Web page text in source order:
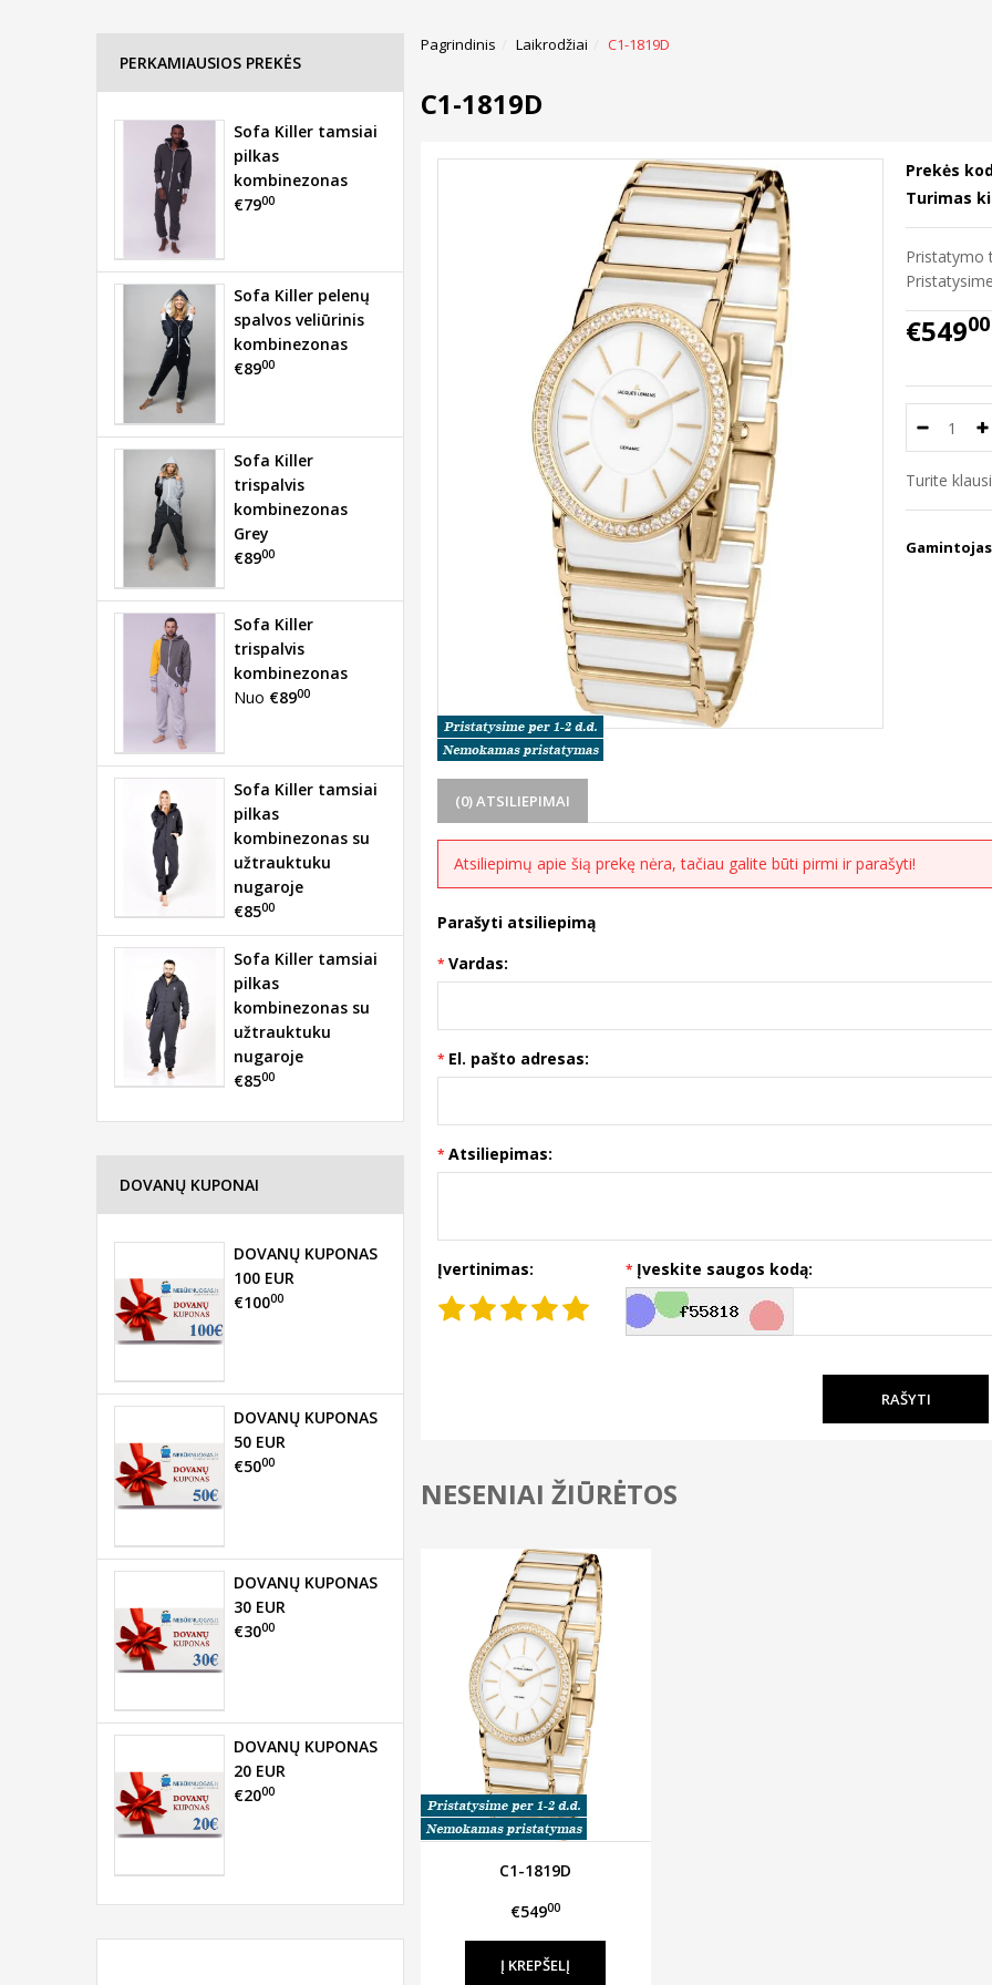
Pagrindinis Laikrodžiai C1-1819D
C1-1819D
Prekės
Turimas
Pristatymo
€54900
Turite
(0) ATSILIEPIMAI
Atsiliepimų apie šią prekę nėra, tačiau galite būti pirmi ir parašyti!
Parašyti atsiliepimą
Vardas:
El. pašto adresas:
Atsiliepimas:
Įvertinimas: Įveskite saugos kodą:
RAŠYTI
NESENIAI ŽIŪRĖTOS
C1-1819D
€54900
PERKAMIAUSIOS PREKĖS
Sofa Killer tamsiai
pilkas
kombinezonas
€7900
Sofa Killer pelenų
spalvos veliūrinis
kombinezonas
€8900
Sofa Killer
trispalvis
kombinezonas
Grey
€8900
Sofa Killer
trispalvis
kombinezonas
Nuo €8900
Sofa Killer tamsiai
pilkas
kombinezonas su
užtrauktuku
nugaroje
€8500
Sofa Killer tamsiai
pilkas
kombinezonas su
užtrauktuku
nugaroje
€8500
DOVANŲ KUPONAI
DOVANŲ KUPONAS
100 EUR
€10000
DOVANŲ KUPONAS
50 EUR
€5000
DOVANŲ KUPONAS
30 EUR
€3000
DOVANŲ KUPONAS
20 EUR
€2000